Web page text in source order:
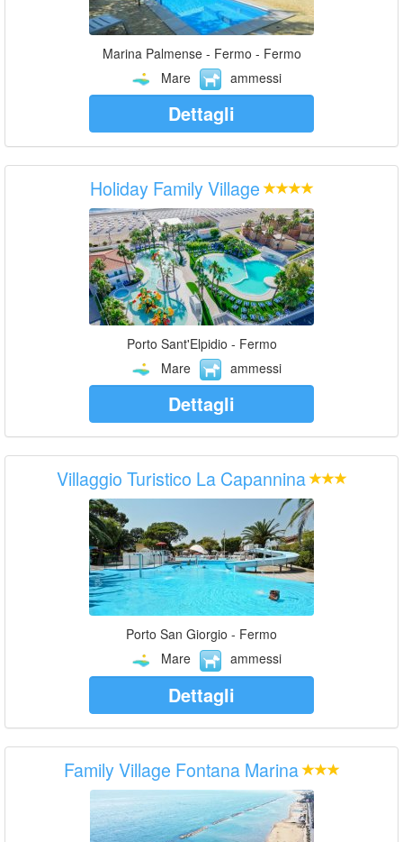
Marina Palmense - Fermo - Fermo
Mare
ammessi
Dettagli
Holiday Family Village
Porto Sant'Elpidio - Fermo
Mare
ammessi
Dettagli
Villaggio Turistico La Capannina
Porto San Giorgio - Fermo
Mare
ammessi
Dettagli
Family Village Fontana Marina